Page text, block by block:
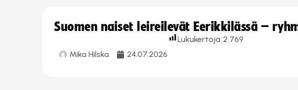
Suomen naiset leireilevät Eerikkilässä –
Mika Hilska 24.07.2026
Lukukertoja:2 769